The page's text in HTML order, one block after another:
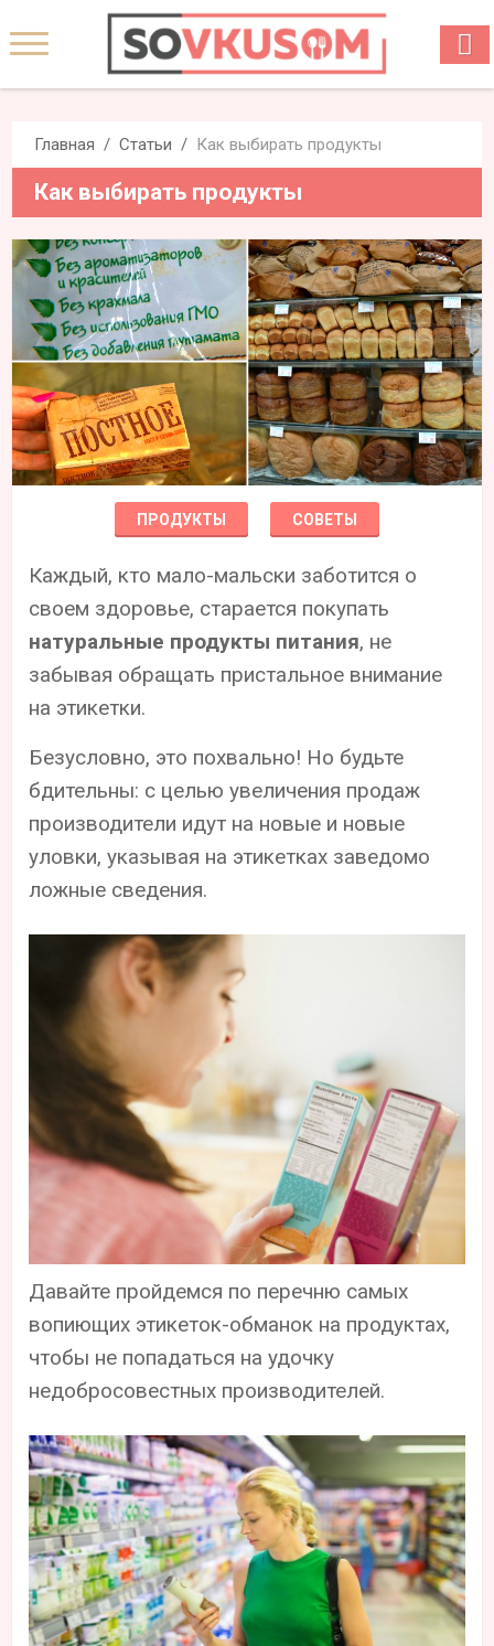
Главная Статьи Как выбирать продукты
Как выбирать продукты
ПРОДУКТЫ СОВЕТЫ
Каждый, кто мало-мальски заботится о
своем здоровье, старается покупать
натуральные продукты питания, не
забывая обращать пристальное внимание
на этикетки.
Безусловно, это похвально! Но будьте
бдительны: с целью увеличения продаж
производители идут на новые и новые
уловки, указывая на этикетках заведомо
ложные сведения.
Давайте пройдемся по перечню самых
вопиющих этикеток-обманок на продуктах,
чтобы не попадаться на удочку
недобросовестных производителей.